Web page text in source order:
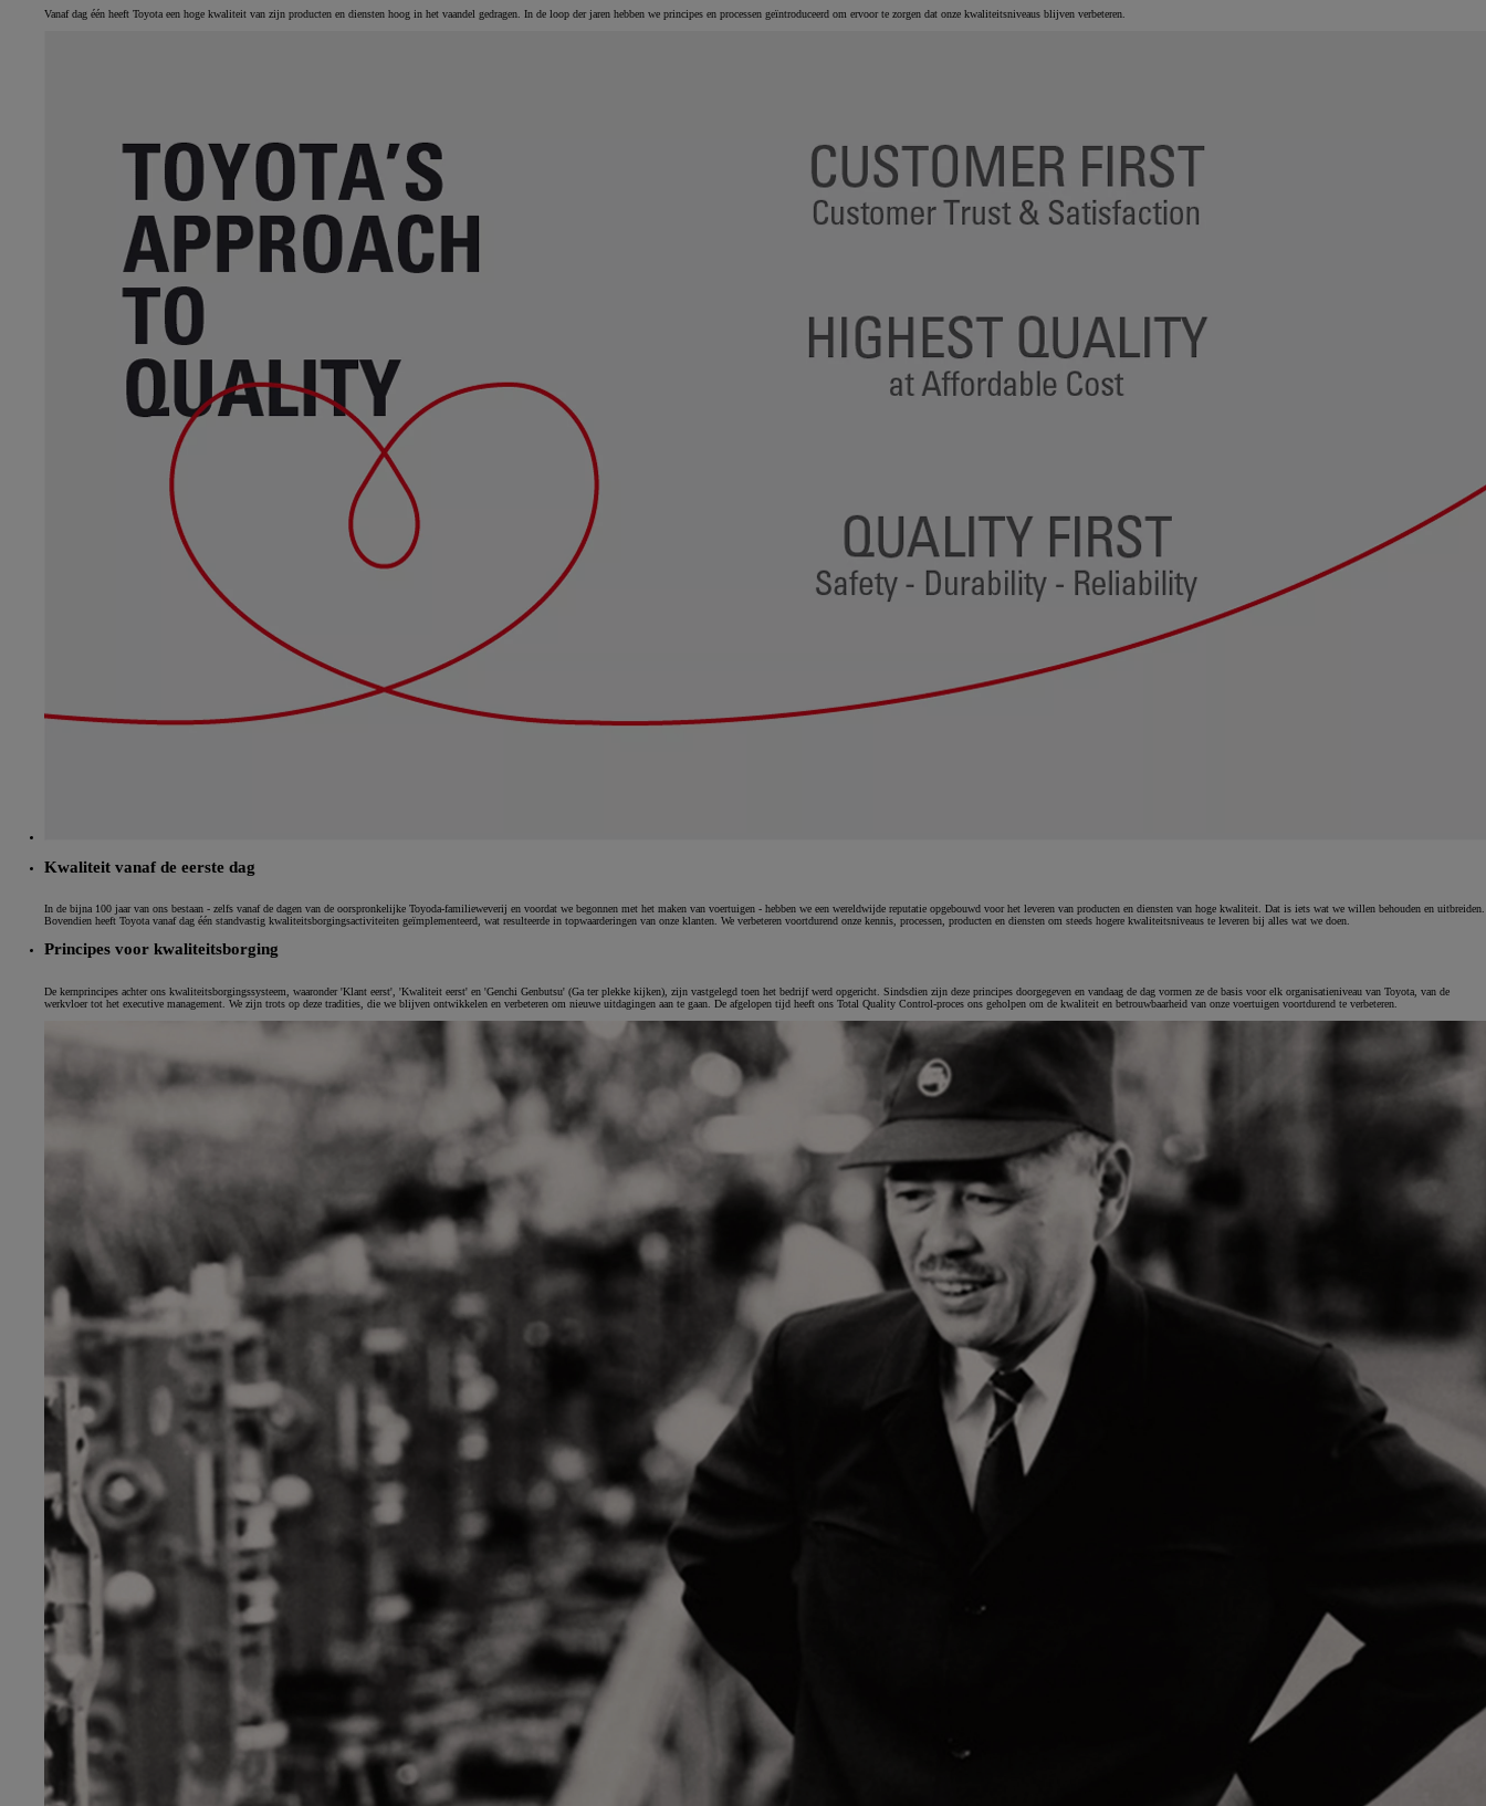
Vanaf
of financiering vanaf
of financiering vanaf
Vanaf dag één heeft Toyota een hoge kwaliteit van zijn producten en diensten hoog in het vaandel gedragen. In de loop der jaren hebben we principes en processen geïntroduceerd om ervoor te zorgen dat onze kwaliteitsniveaus blijven verbeteren.
Kwaliteit vanaf de eerste dag
In de bijna 100 jaar van ons bestaan - zelfs vanaf de dagen van de oorspronkelijke Toyoda-familieweverij en voordat we begonnen met het maken van voertuigen - hebben we een wereldwijde reputatie opgebouwd voor het leveren van producten en diensten van hoge kwaliteit. Dat is iets wat we willen behouden en uitbreiden.
Bovendien heeft Toyota vanaf dag één standvastig kwaliteitsborgingsactiviteiten geïmplementeerd, wat resulteerde in topwaarderingen van onze klanten. We verbeteren voortdurend onze kennis, processen, producten en diensten om steeds hogere kwaliteitsniveaus te leveren bij alles wat we doen.
Principes voor kwaliteitsborging
De kernprincipes achter ons kwaliteitsborgingssysteem, waaronder 'Klant eerst', 'Kwaliteit eerst' en 'Genchi Genbutsu' (Ga ter plekke kijken), zijn vastgelegd toen het bedrijf werd opgericht. Sindsdien zijn deze principes doorgegeven en vandaag de dag vormen ze de basis voor elk organisatieniveau van Toyota, van de
werkvloer tot het executive management. We zijn trots op deze tradities, die we blijven ontwikkelen en verbeteren om nieuwe uitdagingen aan te gaan. De afgelopen tijd heeft ons Total Quality Control-proces ons geholpen om de kwaliteit en betrouwbaarheid van onze voertuigen voortdurend te verbeteren.